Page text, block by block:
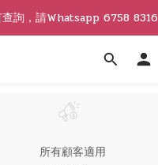
詢，請Whatsapp 6758 8316
所有顧客適用